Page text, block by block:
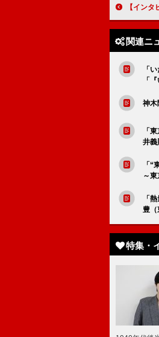
【インタビュー】
関連ニ
「
「
神木
「
井義
「
～
「
豊（
特集・